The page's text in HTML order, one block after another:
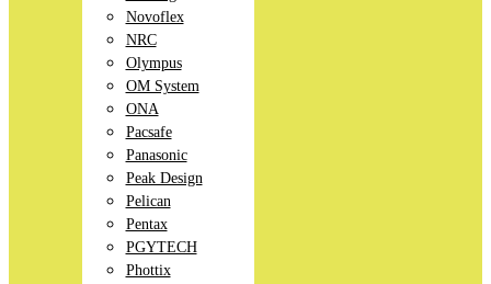
Novoflex
NRC
Olympus
OM System
ONA
Pacsafe
Panasonic
Peak Design
Pelican
Pentax
PGYTECH
Phottix